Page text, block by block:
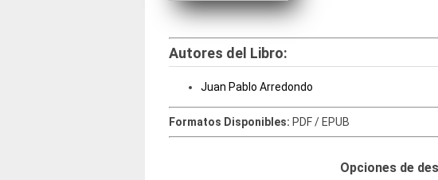
Autores del Libro:
Juan Pablo Arredondo
Formatos Disponibles: PDF / EPUB
Opciones de